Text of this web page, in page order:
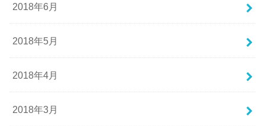
2018年6月
2018年5月
2018年4月
2018年3月